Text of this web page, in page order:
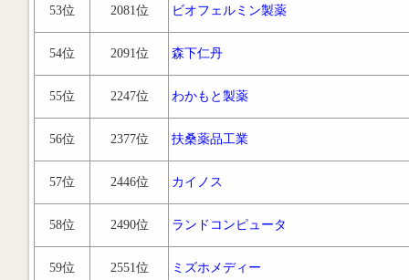
53位 2081位 ビオフェルミン製薬
54位 2091位 森下仁丹
55位 2247位 わかもと製薬
56位 2377位 扶桑薬品工業
57位 2446位 カイノス
58位 2490位 ランドコンピュータ
59位 2551位 ミズホメディー